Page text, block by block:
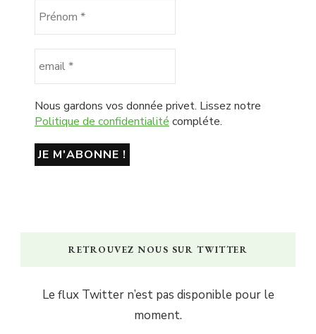
Nous gardons vos donnée privet. Lissez notre
Politique de confidentialité compléte.
RETROUVEZ NOUS SUR TWITTER
Le flux Twitter n’est pas disponible pour le
moment.